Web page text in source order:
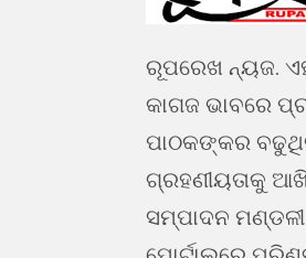
ରୂପରେଖ ନ୍ୟଜ.
କାଗଜ ଭାବରେ
ପାଠକଙ୍କର
ଗ୍ରହଣୀୟତାକୁ
ସମ୍ପାଦନ